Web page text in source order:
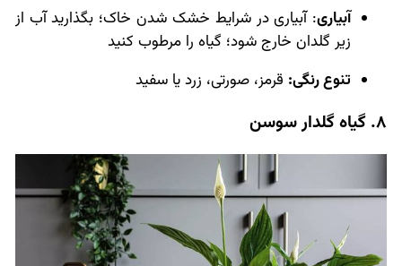
آبیاری: آبیاری در شرایط خشک شدن خاک؛ بگذارید آب از
زیر گلدان خارج شود؛ گیاه را مرطوب کنید
تنوع رنگی: قرمز، صورتی، زرد یا سفید
8. گیاه گلدار سوسن